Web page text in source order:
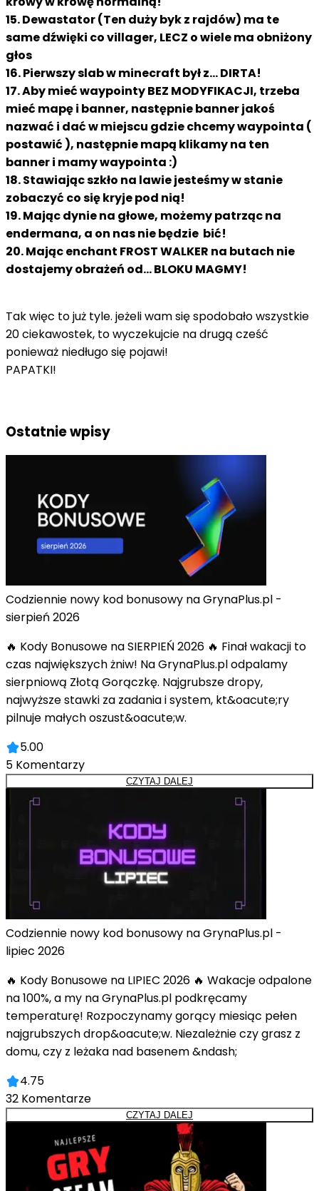
15. Dewastator (Ten duży byk z rajdów) ma te
same dźwięki co villager, LECZ o wiele ma obniżony
głos
16. Pierwszy slab w minecraft był z... DIRTA!
17. Aby mieć waypointy BEZ MODYFIKACJI, trzeba
mieć mapę i banner, następnie banner jakoś
nazwać i dać w miejscu gdzie chcemy waypointa (
postawić ), następnie mapą klikamy na ten
banner i mamy waypointa :)
18. Stawiając szkło na lawie jesteśmy w stanie
zobaczyć co się kryje pod nią!
19. Mając dynie na głowe, możemy patrząc na
endermana, a on nas nie będzie bić!
20. Mając enchant FROST WALKER na butach nie
dostajemy obrażeń od... BLOKU MAGMY!
Tak więc to już tyle. jeżeli wam się spodobało wszystkie
20 ciekawostek, to wyczekujcie na drugą cześć
ponieważ niedługo się pojawi!
PAPATKI!
Ostatnie wpisy
Codziennie nowy kod bonusowy na GrynaPlus.pl -
sierpień 2026
🔥 Kody Bonusowe na SIERPIEŃ 2026 🔥 Finał wakacji to
czas największych żniw! Na GrynaPlus.pl odpalamy
sierpniową Złotą Gorączkę. Najgrubsze dropy,
najwyższe stawki za zadania i system, kt&oacute;ry
pilnuje małych oszust&oacute;w.
5.00
5 Komentarzy
CZYTAJ DALEJ
Codziennie nowy kod bonusowy na GrynaPlus.pl -
lipiec 2026
🔥 Kody Bonusowe na LIPIEC 2026 🔥 Wakacje odpalone
na 100%, a my na GrynaPlus.pl podkręcamy
temperaturę! Rozpoczynamy gorący miesiąc pełen
najgrubszych drop&oacute;w. Niezależnie czy grasz z
domu, czy z leżaka nad basenem &ndash;
4.75
32 Komentarze
CZYTAJ DALEJ